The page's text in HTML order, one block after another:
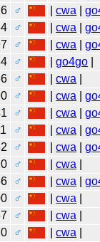
♂ |cwa |
♂ |cwa |
♂ |cwa |
♂ |go4go
♂ |cwa
♂ |cwa |
♂ |cwa |
♂ |cwa |
♂ |cwa |
♂ |cwa
♂ |cwa |
♂ |cwa
♂ |cwa
♂ |cwa